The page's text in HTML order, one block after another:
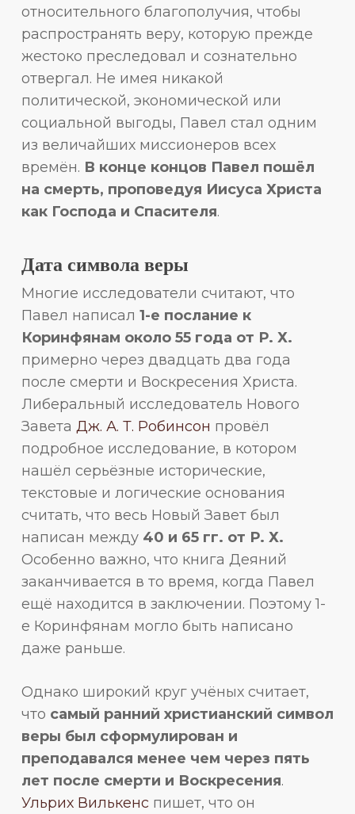
относительного благополучия, чтобы
распространять веру, которую прежде
жестоко преследовал и сознательно
отвергал. Не имея никакой
политической, экономической или
социальной выгоды, Павел стал одним
из величайших миссионеров всех
времён. В конце концов Павел пошёл
на смерть, проповедуя Иисуса Христа
как Господа и Спасителя.
Дата символа веры
Многие исследователи считают, что
Павел написал 1-е послание к
Коринфянам около 55 года от Р. Х.
примерно через двадцать два года
после смерти и Воскресения Христа.
Либеральный исследователь Нового
Завета Дж. А. Т. Робинсон провёл
подробное исследование, в котором
нашёл серьёзные исторические,
текстовые и логические основания
считать, что весь Новый Завет был
написан между 40 и 65 гг. от Р. Х.
Особенно важно, что книга Деяний
заканчивается в то время, когда Павел
ещё находится в заключении. Поэтому 1-
е Коринфянам могло быть написано
даже раньше.
Однако широкий круг учёных считает,
что самый ранний христианский символ
веры был сформулирован и
преподавался менее чем через пять
лет после смерти и Воскресения.
Ульрих Вилькенс пишет, что он